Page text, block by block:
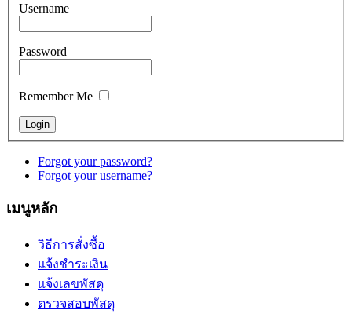
Username
Password
Remember Me
Forgot your password?
Forgot your username?
เมนูหลัก
วิธีการสั่งซื้อ
แจ้งชำระเงิน
แจ้งเลขพัสดุ
ตรวจสอบพัสดุ